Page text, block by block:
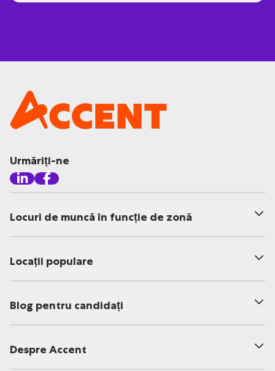
Urmăriți-ne
Locuri de muncă în funcție de zonă
Locații populare
Blog pentru candidați
Despre Accent